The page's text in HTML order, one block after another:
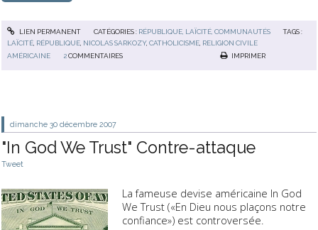
LIEN PERMANENT CATÉGORIES : RÉPUBLIQUE, LAÏCITÉ, COMMUNAUTÉS
TAGS :
LAÏCITÉ RÉPUBLIQUE NICOLAS SARKOZY,CATHOLICISME RELIGION CIVILE
AMÉRICAINE
2 COMMENTAIRES IMPRIMER
dimanche 30 décembre 2007
"In God We Trust" Contre-attaque
Tweet
La fameuse devise américaine In God
We Trust («En Dieu nous plaçons notre
confiance») est controversée.